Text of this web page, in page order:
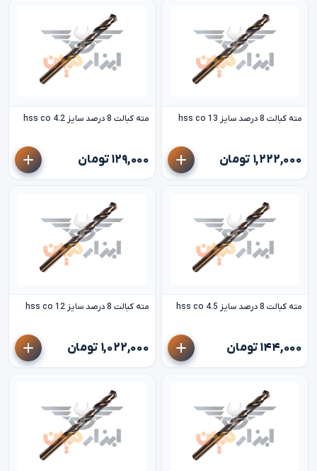
مته کبالت 8 درصد سایز 13 hss co
۱,۲۲۲,۰۰۰ تومان
مته کبالت 8 درصد سایز 4.2 hss co
۱۲۹,۰۰۰ تومان
مته کبالت 8 درصد سایز 4.5 hss co
۱۴۴,۰۰۰ تومان
مته کبالت 8 درصد سایز 12 hss co
۱,۰۲۲,۰۰۰ تومان